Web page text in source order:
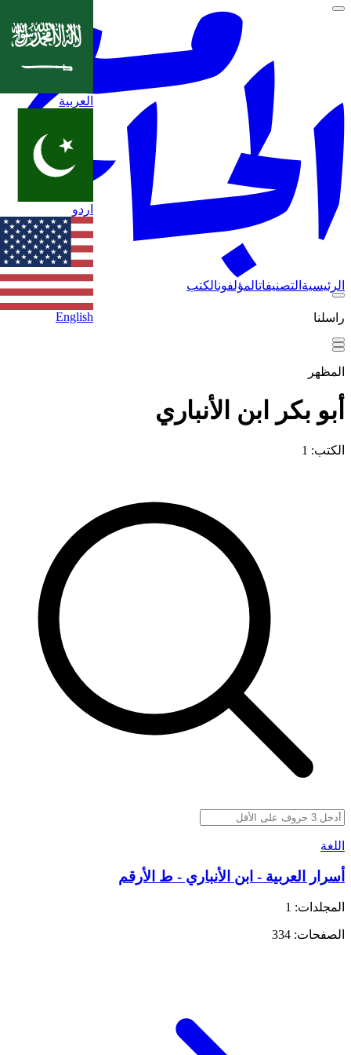
الرئيسية التصنيفاتالمؤلفونالكتب
راسلنا
العربية
اردو
English
المظهر
أبو بكر ابن الأنباري
الكتب: 1
اللغة
أسرار العربية - ابن الأنباري - ط الأرقم
المجلدات: 1
الصفحات: 334